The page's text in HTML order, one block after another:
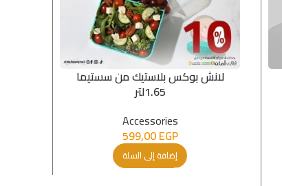
لانش بوكس بلاستيك من سستيما
1.65لتر
Accessories
599,00EGP
إضافة إلى السلة